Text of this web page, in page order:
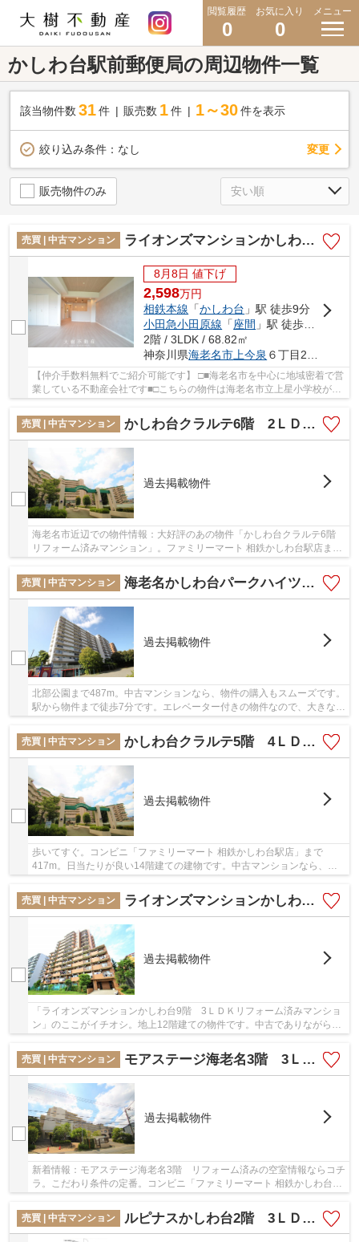
閲覧履歴
0
お気に入り
0
メニュー
かしわ台駅前郵便局の周辺物件一覧
該当物件数 31件 販売数 1 件 1～30 件を表示
絞り込み条件： なし 変更
販売物件のみ
売買 | 中古マンション ライオンズマンションかしわ台 2階 3LDK リフォーム済み【仲介手数料無料】
8月8日 値下げ
2,598万円
相鉄本線 「かしわ台 」駅 徒歩9分
小田急小田原線 「座間 」駅 徒歩25分
2階 / 3LDK / 68.82㎡
神奈川県海老名市上今泉 ６丁目26-50
【仲介手数料無料でご紹介可能です】 □■海老名市を中心に地域密着で営
業している不動産会社です■□こちらの物件は海老名市立上星小学校が
売買 | 中古マンション
かしわ台クラルテ6階 2ＬＤＫ+ＷＩＣリフォーム済みマンション【仲介手数料無料】
過去掲載物件
海老名市近辺での物件情報：大好評のあの物件「かしわ台クラルテ6階
リフォーム済みマンション」。ファミリーマート 相鉄かしわ台駅店まで
売買 | 中古マンション
海老名かしわ台パークハイツ10階角住戸 3ＬＤＫリフォーム済みマンション【仲介手数料無料】
過去掲載物件
北部公園まで487m。中古マンションなら、物件の購入もスムーズです。
駅から物件まで徒歩7分です。エレベーター付きの物件なので、大きな荷
売買 | 中古マンション
かしわ台クラルテ5階 4ＬＤＫリフォーム済みマンション【仲介手数料無料】
過去掲載物件
歩いてすぐ。コンビニ「ファミリーマート 相鉄かしわ台駅店」まで
417m。日当たりが良い14階建ての建物です。中古マンションなら、物
売買 | 中古マンション
ライオンズマンションかしわ台9階 3ＬＤＫリフォーム済みマンション【仲介手数料無料】
過去掲載物件
「ライオンズマンションかしわ台9階 3ＬＤＫリフォーム済みマンショ
ン」のここがイチオシ。地上12階建ての物件です。中古でありながら、
売買 | 中古マンション
モアステージ海老名3階 3ＬＤＫリフォーム済みマンション【仲介手数料無料】
過去掲載物件
新着情報：モアステージ海老名3階 リフォーム済みの空室情報ならコチ
ラ。こだわり条件の定番。コンビニ「ファミリーマート 相鉄かしわ台駅
店」が近く(336m)にあります。コストも抑え...
売買 | 中古マンション
ルピナスかしわ台2階 3ＬＤＫリフォーム済みマンション【仲介手数料無料】